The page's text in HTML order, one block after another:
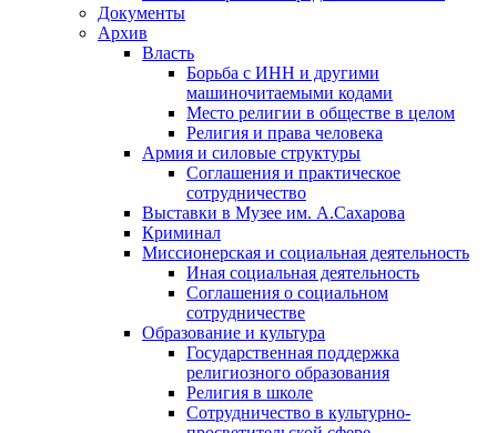
Документы
Архив
Власть
Борьба с ИНН и другими
машиночитаемыми кодами
Место религии в обществе в целом
Религия и права человека
Армия и силовые структуры
Соглашения и практическое
сотрудничество
Выставки в Музее им. А.Сахарова
Криминал
Миссионерская и социальная деятельность
Иная социальная деятельность
Соглашения о социальном
сотрудничестве
Образование и культура
Государственная поддержка
религиозного образования
Религия в школе
Сотрудничество в культурно-